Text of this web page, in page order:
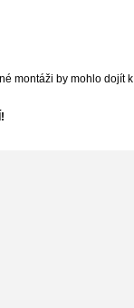
montáži by mohlo dojít k